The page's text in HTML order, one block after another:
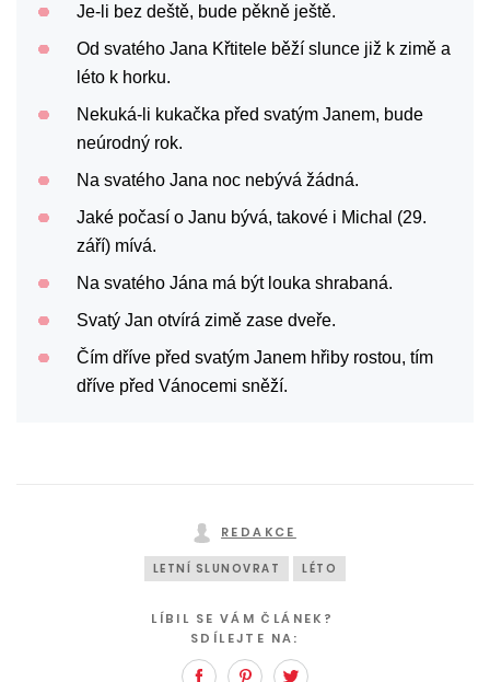
Je-li bez deště, bude pěkně ještě.
Od svatého Jana Křtitele běží slunce již k zimě a
léto k horku.
Nekuká-li kukačka před svatým Janem, bude
neúrodný rok.
Na svatého Jana noc nebývá žádná.
Jaké počasí o Janu bývá, takové i Michal (29.
září) mívá.
Na svatého Jána má být louka shrabaná.
Svatý Jan otvírá zimě zase dveře.
Čím dříve před svatým Janem hřiby rostou, tím
dříve před Vánocemi sněží.
REDAKCE
LETNÍ SLUNOVRAT LÉTO
LÍBIL SE VÁM ČLÁNEK?
SDÍLEJTE NA:
FacebookPinterest